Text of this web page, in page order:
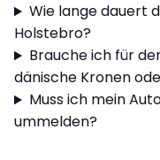
Wie lange dauert
Holstebro?
Brauche ich für
dänische Kronen
Muss ich mein
ummelden?